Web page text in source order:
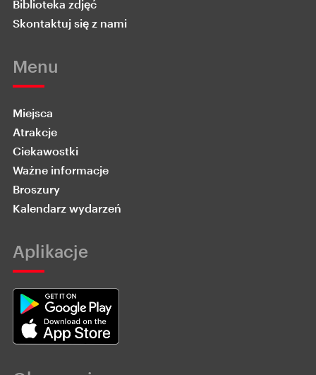
Biblioteka zdjęć
Skontaktuj się z nami
Menu
Miejsca
Atrakcje
Ciekawostki
Ważne informacje
Broszury
Kalendarz wydarzeń
Aplikacje